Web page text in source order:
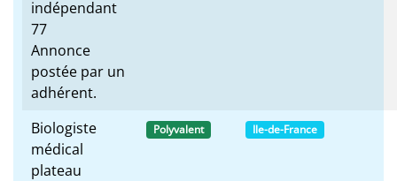
indépendant
77
Annonce
postée par un
adhérent.
Biologiste
médical
plateau
Polyvalent Ile-de-France